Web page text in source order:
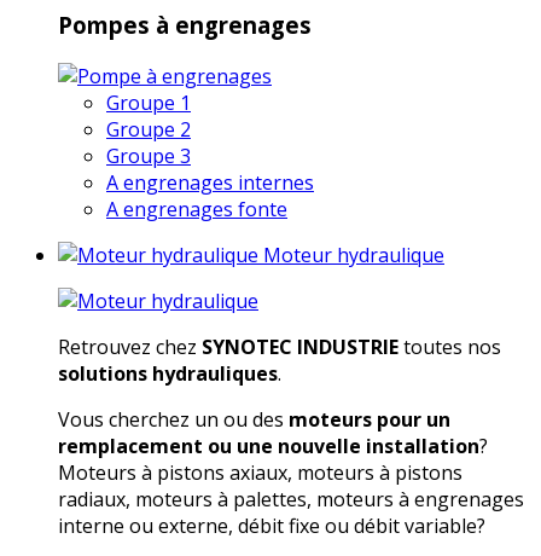
Pompes à engrenages
Groupe 1
Groupe 2
Groupe 3
A engrenages internes
A engrenages fonte
Moteur hydraulique
Retrouvez chez SYNOTEC INDUSTRIEtoutes nos
solutions hydrauliques.
Vous cherchez un ou des moteurs pour un
remplacement ou une nouvelle installation?
Moteurs à pistons axiaux, moteurs à pistons
radiaux, moteurs à palettes, moteurs à engrenages
interne ou externe, débit fixe ou débit variable?